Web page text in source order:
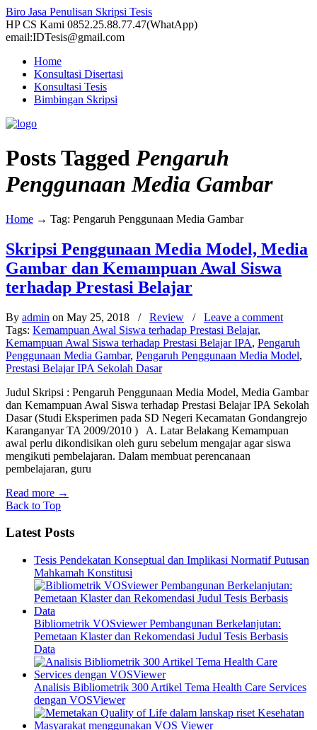
Biro Jasa Penulisan Skripsi Tesis
HP CS Kami 0852.25.88.77.47(WhatApp)
email:IDTesis@gmail.com
Home
Konsultasi Disertasi
Konsultasi Tesis
Bimbingan Skripsi
Posts Tagged Pengaruh
Penggunaan Media Gambar
Home → Tag: Pengaruh Penggunaan Media Gambar
Skripsi Penggunaan Media Model, Media
Gambar dan Kemampuan Awal Siswa
terhadap Prestasi Belajar
By admin on May 25, 2018 / Review / Leave a comment
Tags: Kemampuan Awal Siswa terhadap Prestasi Belajar,
Kemampuan Awal Siswa terhadap Prestasi Belajar IPA, Pengaruh
Penggunaan Media Gambar, Pengaruh Penggunaan Media Model,
Prestasi Belajar IPA Sekolah Dasar
Judul Skripsi : Pengaruh Penggunaan Media Model, Media Gambar
dan Kemampuan Awal Siswa terhadap Prestasi Belajar IPA Sekolah
Dasar (Studi Eksperimen pada SD Negeri Kecamatan Gondangrejo
Karanganyar TA 2009/2010 ) A. Latar Belakang Kemampuan
awal perlu dikondisikan oleh guru sebelum mengajar agar siswa
mengikuti pembelajaran. Dalam membuat perencanaan
pembelajaran, guru
Read more →
Back to Top
Latest Posts
Tesis Pendekatan Konseptual dan Implikasi Normatif Putusan
Mahkamah Konstitusi
Bibliometrik VOSviewer Pembangunan Berkelanjutan:
Pemetaan Klaster dan Rekomendasi Judul Tesis Berbasis
Data
Analisis Bibliometrik 300 Artikel Tema Health Care Services
dengan VOSViewer